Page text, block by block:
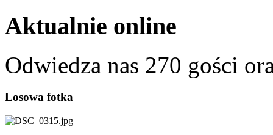
Aktualnie online
Odwiedza nas 270 gości
Losowa fotka